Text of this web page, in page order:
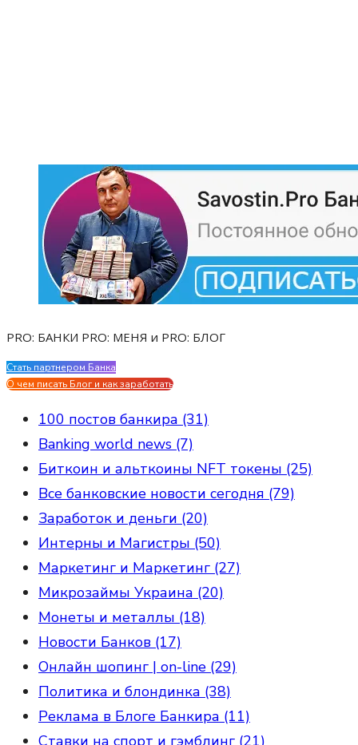
PRO: БАНКИ PRO: МЕНЯ и PRO: БЛОГ
Стать партнером Банка
О чем писать Блог и как заработать
100 постов банкира (31)
Banking world news (7)
Биткоин и альткоины NFT токены (25)
Все банковские новости сегодня (79)
Заработок и деньги (20)
Интерны и Магистры (50)
Маркетинг и Маркетинг (27)
Микрозаймы Украина (20)
Монеты и металлы (18)
Новости Банков (17)
Онлайн шопинг | on-line (29)
Политика и блондинка (38)
Реклама в Блоге Банкира (11)
Ставки на спорт и гэмблинг (21)